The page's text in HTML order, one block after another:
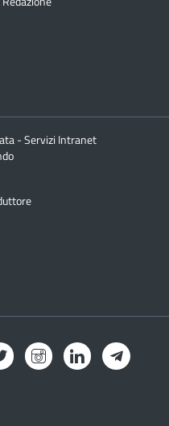
- Servizi Intranet
Twitter InstagramLinkedInTelegram